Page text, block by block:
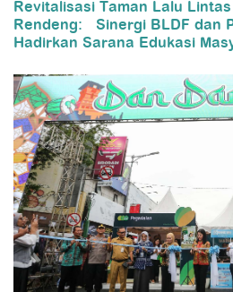
Revitalisasi Taman Lalu
Rendeng: Sinergi BLDF dan
Hadirkan Sarana Edukasi